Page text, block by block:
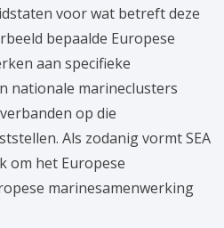
voor wat betreft deze
bepaalde Europese
aan specifieke
nationale marineclusters
op die
Als zodanig vormt SEA
om het Europese
marinesamenwerking